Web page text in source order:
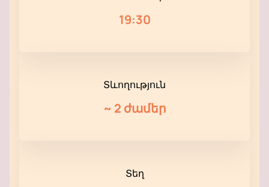
19:30
Տևողություն
~ 2 ժամեր
Տեղ